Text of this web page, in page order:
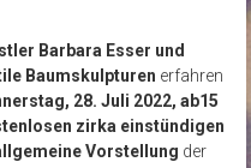
Barbara Esser und
Baumskulpturen erfahren
28. Juli 2022, ab15
zirka einstündigen
Vorstellung der